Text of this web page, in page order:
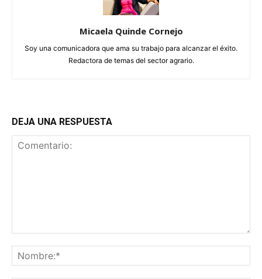
Micaela Quinde Cornejo
Soy una comunicadora que ama su trabajo para alcanzar el éxito.
Redactora de temas del sector agrario.
DEJA UNA RESPUESTA